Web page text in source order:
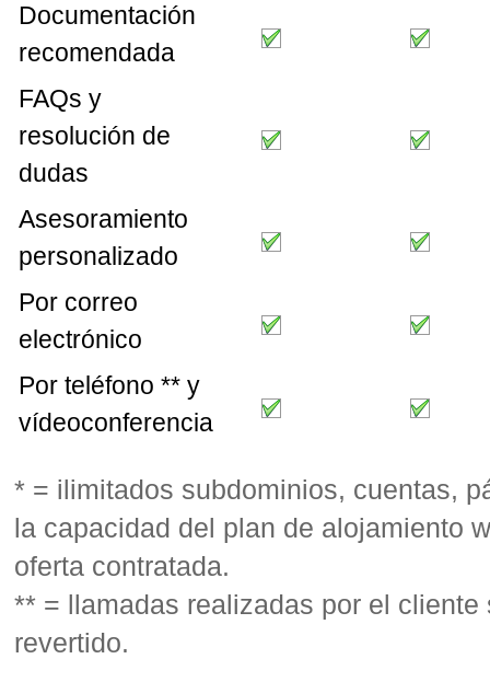
Documentación
recomendada
FAQs y
resolución de
dudas
Asesoramiento
personalizado
Por correo
electrónico
Por teléfono ** y
vídeoconferencia
* = ilimitados subdominios, cuentas,
la capacidad del plan de alojamiento
oferta contratada.
** = llamadas realizadas por el cliente
revertido.